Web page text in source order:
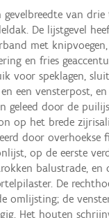
gevelbreedte van
De lijstgevel
met
en fries
voor speklagen,
een vensterpost,
geleed door de
op het brede
door overhoekse
op de eerste
balustrade,
De
omlijsting; de
Het houten